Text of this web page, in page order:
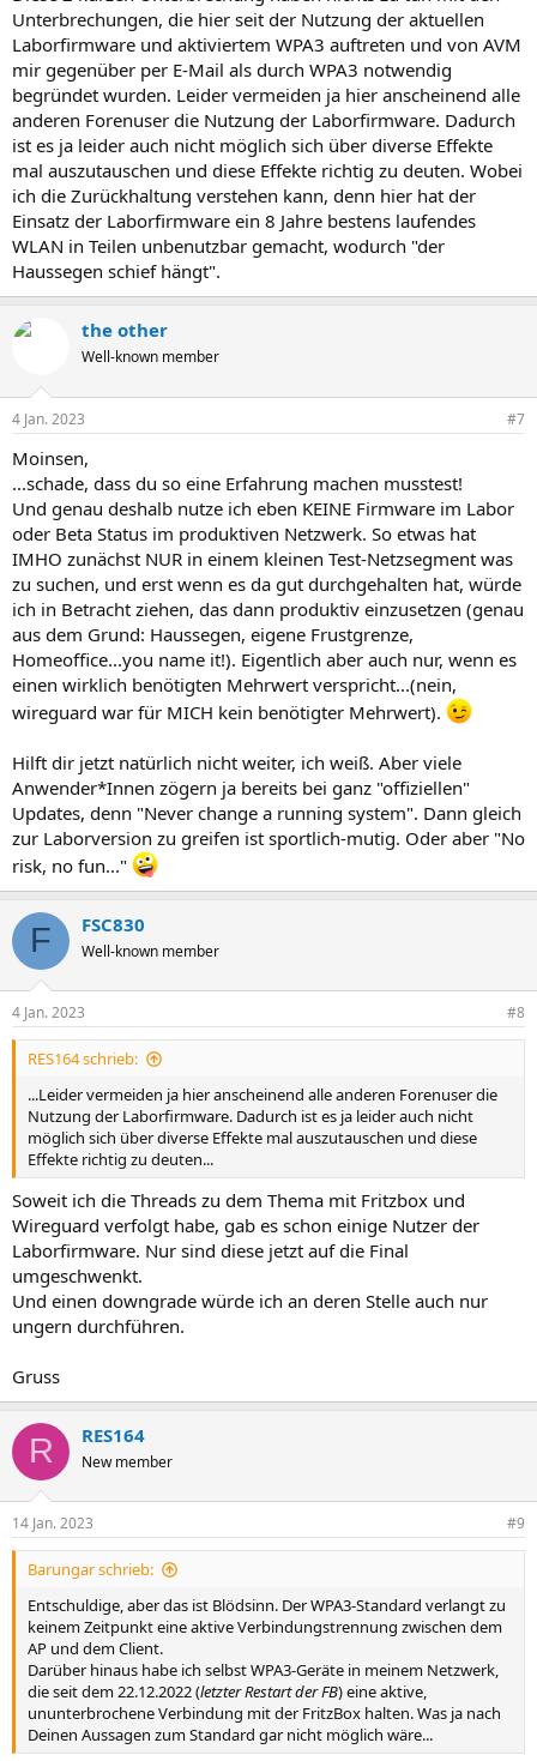
Unterbrechungen, die hier seit der Nutzung der aktuellen
Laborfirmware und aktiviertem WPA3 auftreten und von AVM
mir gegenüber per E-Mail als durch WPA3 notwendig
begründet wurden. Leider vermeiden ja hier anscheinend alle
anderen Forenuser die Nutzung der Laborfirmware. Dadurch
ist es ja leider auch nicht möglich sich über diverse Effekte
mal auszutauschen und diese Effekte richtig zu deuten. Wobei
ich die Zurückhaltung verstehen kann, denn hier hat der
Einsatz der Laborfirmware ein 8 Jahre bestens laufendes
WLAN in Teilen unbenutzbar gemacht, wodurch "der
Haussegen schief hängt".
the other
Well-known member
4 Jan. 2023 #7
Moinsen,
...schade, dass du so eine Erfahrung machen musstest!
Und genau deshalb nutze ich eben KEINE Firmware im Labor
oder Beta Status im produktiven Netzwerk. So etwas hat
IMHO zunächst NUR in einem kleinen Test-Netzsegment was
zu suchen, und erst wenn es da gut durchgehalten hat, würde
ich in Betracht ziehen, das dann produktiv einzusetzen (genau
aus dem Grund: Haussegen, eigene Frustgrenze,
Homeoffice...you name it!). Eigentlich aber auch nur, wenn es
einen wirklich benötigten Mehrwert verspricht...(nein,
wireguard war für MICH kein benötigter Mehrwert).
Hilft dir jetzt natürlich nicht weiter, ich weiß. Aber viele
Anwender*Innen zögern ja bereits bei ganz "offiziellen"
Updates, denn "Never change a running system". Dann gleich
zur Laborversion zu greifen ist sportlich-mutig. Oder aber "No
risk, no fun..."
F FSC830
Well-known member
4 Jan. 2023 #8
RES164 schrieb:
...Leider vermeiden ja hier anscheinend alle anderen Forenuser die
Nutzung der Laborfirmware. Dadurch ist es ja leider auch nicht
möglich sich über diverse Effekte mal auszutauschen und diese
Effekte richtig zu deuten...
Soweit ich die Threads zu dem Thema mit Fritzbox und
Wireguard verfolgt habe, gab es schon einige Nutzer der
Laborfirmware. Nur sind diese jetzt auf die Final
umgeschwenkt.
Und einen downgrade würde ich an deren Stelle auch nur
ungern durchführen.
Gruss
R RES164
New member
14 Jan. 2023 #9
Barungar schrieb:
Entschuldige, aber das ist Blödsinn. Der WPA3-Standard verlangt zu
keinem Zeitpunkt eine aktive Verbindungstrennung zwischen dem
AP und dem Client.
Darüber hinaus habe ich selbst WPA3-Geräte in meinem Netzwerk,
die seit dem 22.12.2022 (letzter Restart der FB) eine aktive,
ununterbrochene Verbindung mit der FritzBox halten. Was ja nach
Deinen Aussagen zum Standard gar nicht möglich wäre...